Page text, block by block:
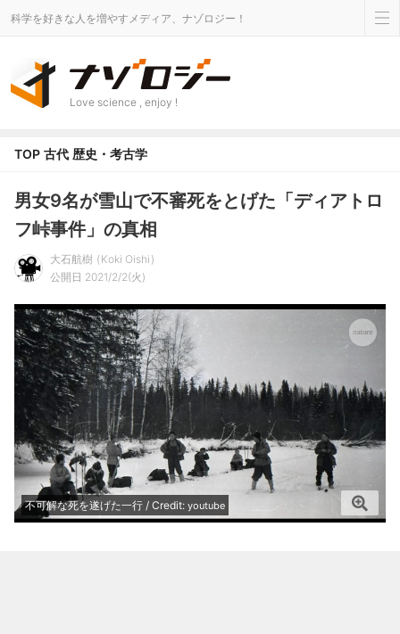
科学を好きな人を増やすメディア、ナゾロジー！
Love science , enjoy !
TOP 古代 歴史・考古学
男女9名が雪山で不審死をとげた「ディアトロ
フ峠事件」の真相
大石航樹
Koki Oishi
公開日 2021/2/2(火)
不可解な死を遂げた一行 / Credit: youtube